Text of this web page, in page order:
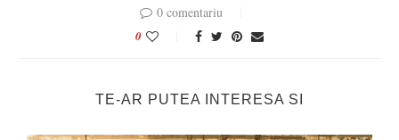
0 comentariu
0
TE-AR PUTEA INTERESA SI